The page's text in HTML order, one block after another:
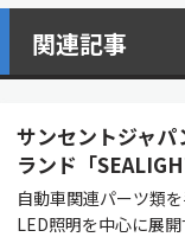
関連記事
サンセントジャ
ランド「
自動車関連パーツ類
LED照明を中心に展